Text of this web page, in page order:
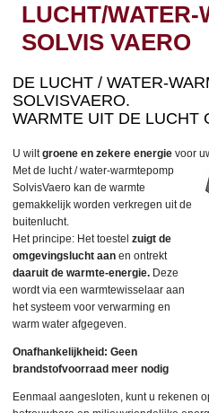
LUCHT/WATER-
SOLVIS VAERO
DE LUCHT / WATER-
SOLVISVAERO.
WARMTE UIT DE LUCHT
U wiltgroene en zekere energie voor
Met de lucht / water-warmtepomp
SolvisVaero kan de warmte
gemakkelijk worden verkregen uit de
buitenlucht.
Het principe: Het toestelzuigt de
omgevingslucht aan en ontrekt
daaruit de warmte-energie. Deze
wordt via een warmtewisselaar aan
het systeem voor verwarming en
warm water afgegeven.
Onafhankelijkheid: Geen
brandstofvoorraad meer nodig
Eenmaal aangesloten, kunt u rekenen